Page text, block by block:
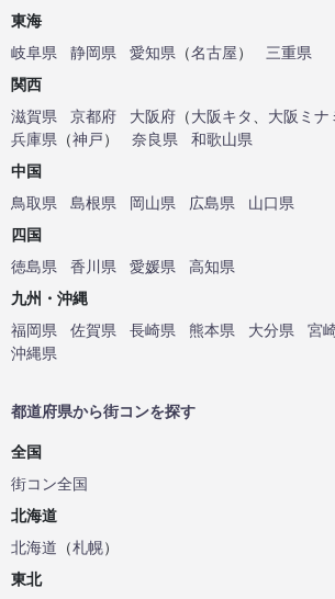
東海
岐阜県
静岡県 愛知県 （名古屋）
三重県
関西
滋賀県
京都府 大阪府 （大阪キタ 大阪ミナ
兵庫県 （神戸） 奈良県
和歌山県
中国
鳥取県
島根県 岡山県 広島県
山口県
四国
徳島県
香川県 愛媛県
高知県
九州・沖縄
福岡県
佐賀県 長崎県 熊本県 大分県 宮
沖縄県
都道府県から街コンを探す
全国
街コン全国
北海道
北海道 （札幌）
東北